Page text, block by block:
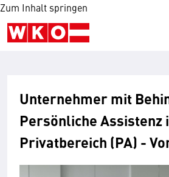
Zum Inhalt springen
Unternehmer mit
Persönliche Assistenz
Privatbereich (PA) -